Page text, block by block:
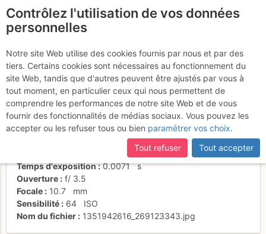
Montagne de Billexe
Activités
Date/heure
13 oct. 2012 11:00
Contributeur
will65
individuel (CC by-nc-nd)
FUJIFILM FinePix S8000fd
Temps d'exposition
0.0071 s
Ouverture
f/ 3.5
Focale
10.7
mm
Sensibilité
64
ISO
Nom du fichier
1351942616_269123343.jpg
Contrôlez l'utilisation de vos données
personnelles
Notre site Web utilise des cookies fournis par nous et par des
tiers. Certains cookies sont nécessaires au fonctionnement du
site Web, tandis que d'autres peuvent être ajustés par vous à
tout moment, en particulier ceux qui nous permettent de
comprendre les performances de notre site Web et de vous
fournir des fonctionnalités de médias sociaux. Vous pouvez les
accepter ou les refuser tous ou bien paramétrer vos choix.
Tout refuser
Tout accepter